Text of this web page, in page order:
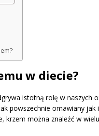
w diecie?
istotną rolę w naszych
powszechnie omawiany jak
krzem można znaleźć w